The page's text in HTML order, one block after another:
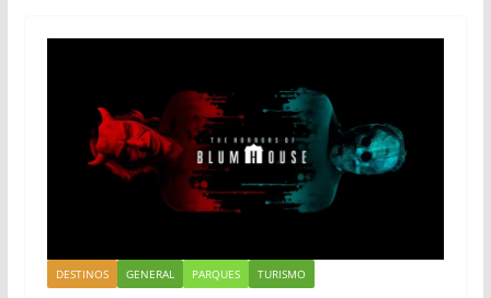
DESTINOS GENERAL PARQUES TURISMO